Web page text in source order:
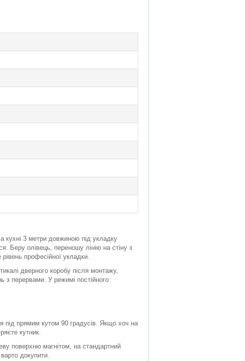
кухні 3 метри довжиною під укладку
Беру олівець, переношу лінію на стіну з
професійної укладки.
дверного коробу після монтажу,
з перервами. У режимі постійного
під прямим кутом 90 градусів. Якщо хоч на
кутник.
поверхню магнітом, на стандартний
докупити.